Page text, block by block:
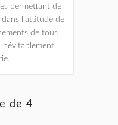
permettant de
l'attitude de
de tous
de 4